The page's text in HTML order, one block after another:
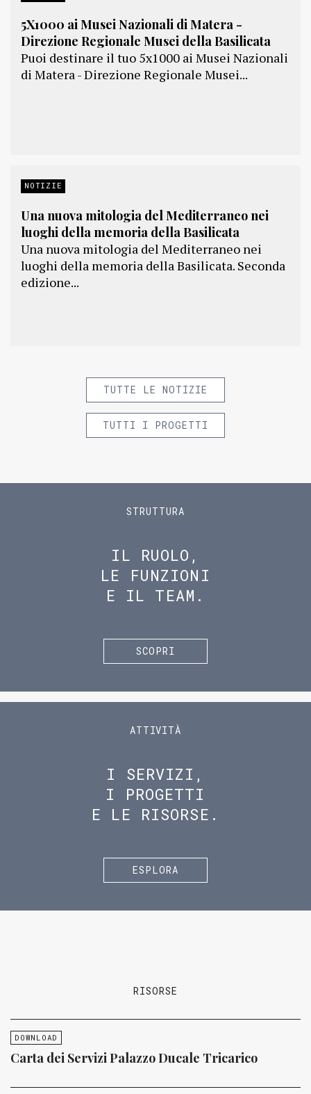
5X1000 ai Musei Nazionali di Matera -
Direzione Regionale Musei della Basilicata
Puoi destinare il tuo 5x1000 ai Musei Nazionali
di Matera - Direzione Regionale Musei...
NOTIZIE
Una nuova mitologia del Mediterraneo nei
luoghi della memoria della Basilicata
Una nuova mitologia del Mediterraneo nei
luoghi della memoria della Basilicata. Seconda
edizione...
TUTTE LE NOTIZIE
TUTTI I PROGETTI
STRUTTURA
IL RUOLO,
LE FUNZIONI
E IL TEAM.
SCOPRI
ATTIVITÀ
I SERVIZI,
I PROGETTI
E LE RISORSE.
ESPLORA
RISORSE
DOWNLOAD
Carta dei Servizi Palazzo Ducale Tricarico